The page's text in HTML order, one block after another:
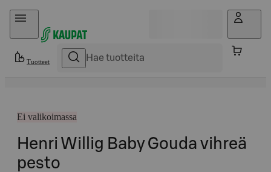
Hyppää sisältöön
Tuotteet
Ei valikoimassa
Henri Willig Baby Gouda vihreä
pesto